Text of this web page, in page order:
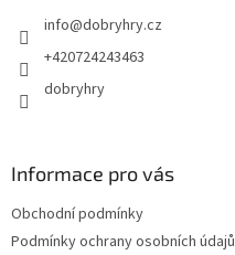
info@dobryhry.cz
+420724243463
dobryhry
Informace pro vás
Obchodní podmínky
Podmínky ochrany osobních údajů